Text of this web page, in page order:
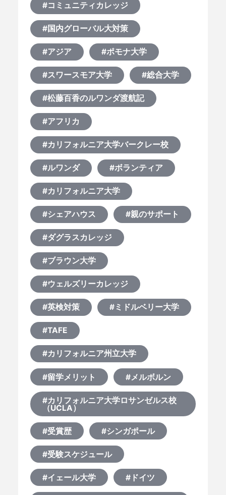
#コミュニティカレッジ
#国内グローバル大対策
#アジア #ポモナ大学
#スワースモア大学 #総合大学
#松藤百香のルワンダ渡航記
#アフリカ
#カリフォルニア大学バークレー校
#ルワンダ #ボランティア
#カリフォルニア大学
#シェアハウス #親のサポート
#ダグラスカレッジ
#ブラウン大学
#ウェルズリーカレッジ
#英検対策 #ミドルベリー大学
#TAFE
#カリフォルニア州立大学
#留学メリット #メルボルン
#カリフォルニア大学ロサンゼルス校
（UCLA）
#受賞歴 #シンガポール
#受験スケジュール
#イェール大学 #ドイツ